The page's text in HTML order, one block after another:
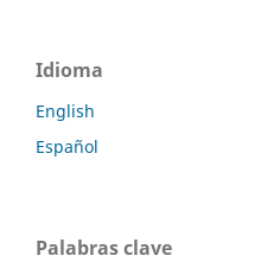
Idioma
English
Español
Palabras clave